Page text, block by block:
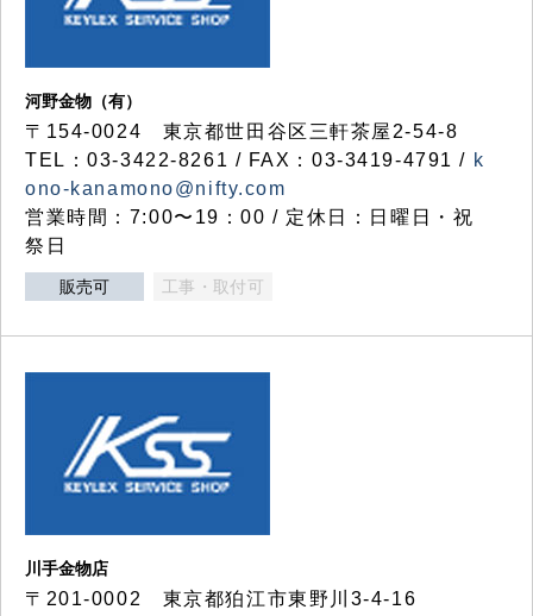
河野金物（有）
〒154-0024 東京都世田谷区三軒茶屋2-54-8
TEL：03-3422-8261 / FAX：03-3419-4791 / k
ono-kanamono@nifty.com
営業時間：7:00〜19：00 / 定休日：日曜日・祝
祭日
販売可 工事・取付可
川手金物店
〒201-0002 東京都狛江市東野川3-4-16